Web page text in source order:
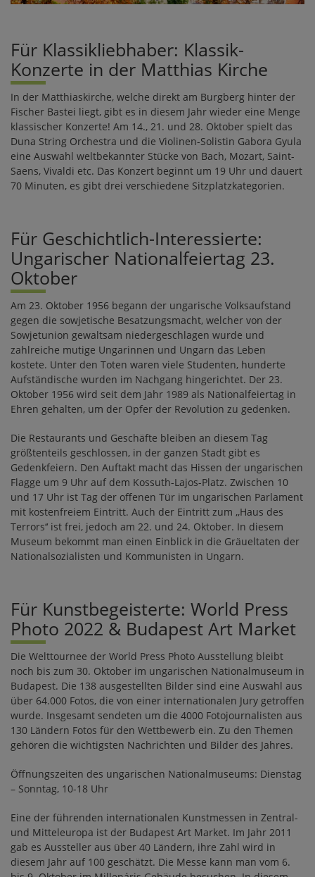
Für Klassikliebhaber: Klassik-
Konzerte in der Matthias Kirche
In der Matthiaskirche, welche direkt am Burgberg hinter der
Fischer Bastei liegt, gibt es in diesem Jahr wieder eine Menge
klassischer Konzerte! Am 14., 21. und 28. Oktober spielt das
Duna String Orchestra und die Violinen-Solistin Gabora Gyula
eine Auswahl weltbekannter Stücke von Bach, Mozart, Saint-
Saens, Vivaldi etc. Das Konzert beginnt um 19 Uhr und dauert
70 Minuten, es gibt drei verschiedene Sitzplatzkategorien.
Für Geschichtlich-Interessierte:
Ungarischer Nationalfeiertag 23.
Oktober
Am 23. Oktober 1956 begann der ungarische Volksaufstand
gegen die sowjetische Besatzungsmacht, welcher von der
Sowjetunion gewaltsam niedergeschlagen wurde und
zahlreiche mutige Ungarinnen und Ungarn das Leben
kostete. Unter den Toten waren viele Studenten, hunderte
Aufständische wurden im Nachgang hingerichtet. Der 23.
Oktober 1956 wird seit dem Jahr 1989 als Nationalfeiertag in
Ehren gehalten, um der Opfer der Revolution zu gedenken.
Die Restaurants und Geschäfte bleiben an diesem Tag
größtenteils geschlossen, in der ganzen Stadt gibt es
Gedenkfeiern. Den Auftakt macht das Hissen der ungarischen
Flagge um 9 Uhr auf dem Kossuth-Lajos-Platz. Zwischen 10
und 17 Uhr ist Tag der offenen Tür im ungarischen Parlament
mit kostenfreiem Eintritt. Auch der Eintritt zum ,,Haus des
Terrors‘‘ ist frei, jedoch am 22. und 24. Oktober. In diesem
Museum bekommt man einen Einblick in die Gräueltaten der
Nationalsozialisten und Kommunisten in Ungarn.
Für Kunstbegeisterte: World Press
Photo 2022 & Budapest Art Market
Die Welttournee der World Press Photo Ausstellung bleibt
noch bis zum 30. Oktober im ungarischen Nationalmuseum in
Budapest. Die 138 ausgestellten Bilder sind eine Auswahl aus
über 64.000 Fotos, die von einer internationalen Jury getroffen
wurde. Insgesamt sendeten um die 4000 Fotojournalisten aus
130 Ländern Fotos für den Wettbewerb ein. Zu den Themen
gehören die wichtigsten Nachrichten und Bilder des Jahres.
Öffnungszeiten des ungarischen Nationalmuseums: Dienstag
– Sonntag, 10-18 Uhr
Eine der führenden internationalen Kunstmessen in Zentral-
und Mitteleuropa ist der Budapest Art Market. Im Jahr 2011
gab es Aussteller aus über 40 Ländern, ihre Zahl wird in
diesem Jahr auf 100 geschätzt. Die Messe kann man vom 6.